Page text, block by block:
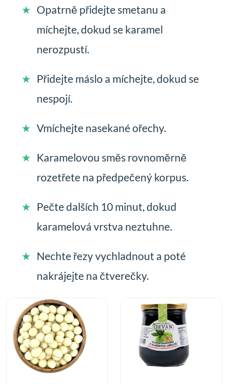
Opatrně přidejte smetanu a
míchejte, dokud se karamel
nerozpustí.
Přidejte máslo a míchejte, dokud se
nespojí.
Vmíchejte nasekané ořechy.
Karamelovou směs rovnoměrně
rozetřete na předpečený korpus.
Pečte dalších 10 minut, dokud
karamelová vrstva neztuhne.
Nechte řezy vychladnout a poté
nakrájejte na čtverečky.